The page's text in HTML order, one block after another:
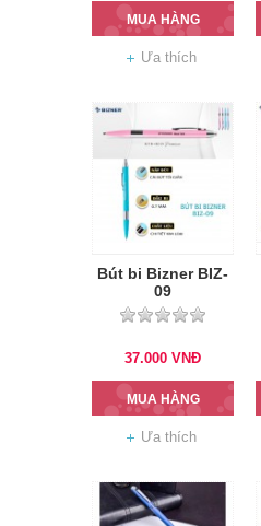
MUA HÀNG
Ưa thích
Bút bi Bizner BIZ-
09
37.000 VNĐ
MUA HÀNG
Ưa thích